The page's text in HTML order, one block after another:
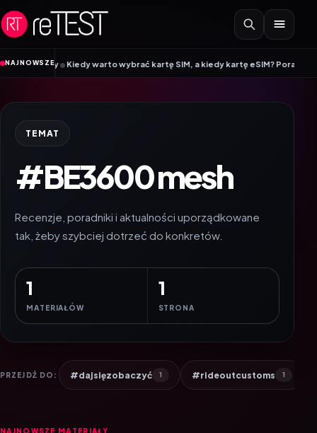
Przejdź do treści
NAJNOWSZE
pracy•Kiedy warto wybrać kartę SIM, a kiedy kartę eSIM? Poradnik Mobile
TEMAT
#BE3600 mesh
Recenzje, poradniki i aktualności uporządkowane
tak, żeby szybciej dotrzeć do konkretów.
1
MATERIAŁÓW
1
STRONA
PRZEJDŹ DO: #dajsięzobaczyć 1 #rideoutcustoms 1
NAJNOWSZE MATERIAŁY